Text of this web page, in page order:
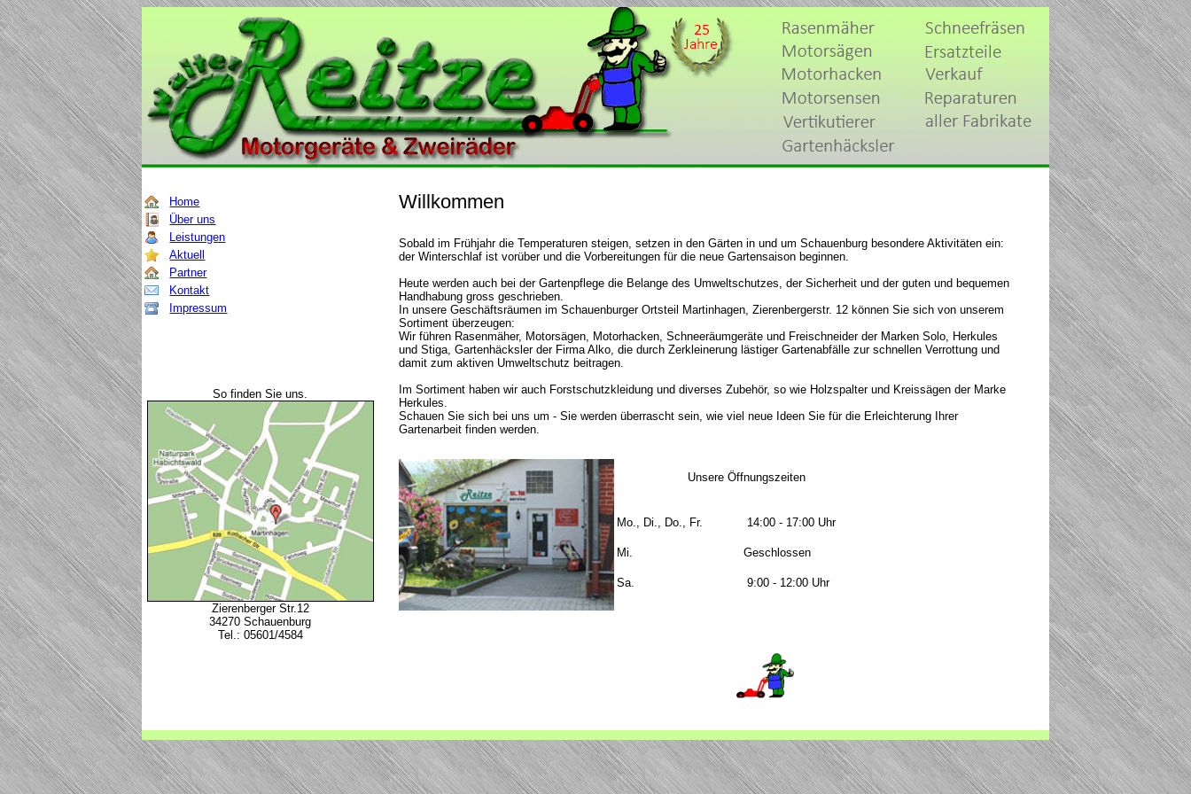
Home
Über uns
Leistungen
Aktuell
Partner
Kontakt
Impressum
So finden Sie uns.
Zierenberger Str.12
34270 Schauenburg
Tel.: 05601/4584
Willkommen
Sobald im Frühjahr die Temperaturen steigen, setzen in den Gärten in und um Schauenburg besondere Aktivitäten ein:
der Winterschlaf ist vorüber und die Vorbereitungen für die neue Gartensaison beginnen.
Heute werden auch bei der Gartenpflege die Belange des Umweltschutzes, der Sicherheit und der guten und bequemen
Handhabung gross geschrieben.
In unsere Geschäftsräumen im Schauenburger Ortsteil Martinhagen, Zierenbergerstr. 12 können Sie sich von unserem
Sortiment überzeugen:
Wir führen Rasenmäher, Motorsägen, Motorhacken, Schneeräumgeräte und Freischneider der Marken Solo, Herkules
und Stiga, Gartenhäcksler der Firma Alko, die durch Zerkleinerung lästiger Gartenabfälle zur schnellen Verrottung und
damit zum aktiven Umweltschutz beitragen.
Im Sortiment haben wir auch Forstschutzkleidung und diverses Zubehör, so wie Holzspalter und Kreissägen der Marke
Herkules.
Schauen Sie sich bei uns um - Sie werden überrascht sein, wie viel neue Ideen Sie für die Erleichterung Ihrer
Gartenarbeit finden werden.
Unsere Öffnungszeiten
Mo., Di., Do., Fr. 14:00 - 17:00 Uhr
Mi. Geschlossen
Sa. 9:00 - 12:00 Uhr